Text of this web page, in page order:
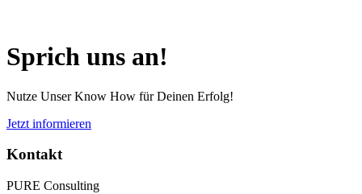
Sprich uns an!
Nutze Unser Know How für Deinen Erfolg!
Jetzt informieren
Kontakt
PURE Consulting